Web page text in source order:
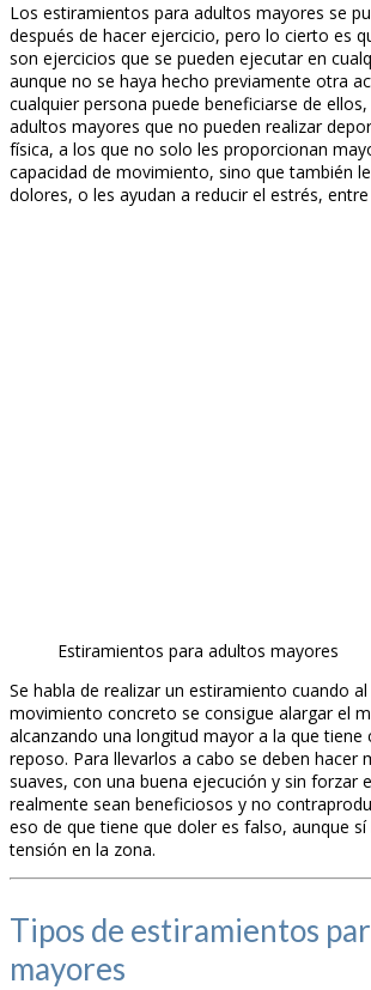
Los estiramientos para adultos mayores se
después de hacer ejercicio, pero lo cierto es
son ejercicios que se pueden ejecutar en
aunque no se haya hecho previamente otra
cualquier persona puede beneficiarse de
adultos mayores que no pueden realizar
física, a los que no solo les proporcionan
capacidad de movimiento, sino que también
dolores, o les ayudan a reducir el estrés,
Estiramientos para adultos mayores
Se habla de realizar un estiramiento cuando
movimiento concreto se consigue alargar el
alcanzando una longitud mayor a la que tiene
reposo. Para llevarlos a cabo se deben hacer
suaves, con una buena ejecución y sin forzar
realmente sean beneficiosos y no
eso de que tiene que doler es falso, aunque
tensión en la zona.
Tipos de estiramientos
mayores